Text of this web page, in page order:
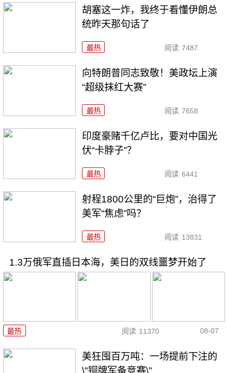
胡塞这一炸，我终于看懂伊朗总
统昨天那句话了
最热 阅读 7487
向特朗普同志致敬！美政坛上演
“超级抹红大赛”
最热 阅读 7658
印度豪赌千亿卢比，要对中国光
伏“卡脖子”？
最热 阅读 6441
射程1800公里的“巨炮”，治得了
美军“焦虑”吗？
最热 阅读 13831
1.3万俄军直插日本海，美日的双线噩梦开始了
最热 阅读 11370 08-07
美狂囤百万吨：一场提前下注的
\"铜牌军备竞赛\"